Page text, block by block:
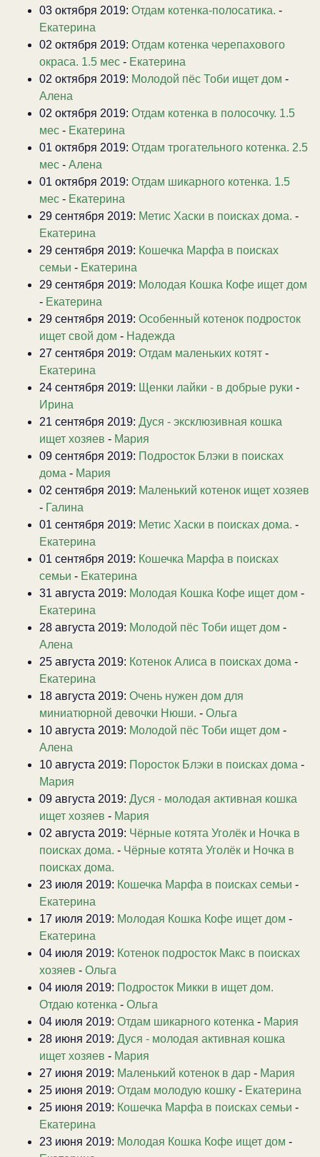
03 октября 2019: Отдам котенка-полосатика. -
Екатерина
02 октября 2019: Отдам котенка черепахового
окраса. 1.5 мес - Екатерина
02 октября 2019: Молодой пёс Тоби ищет дом -
Алена
02 октября 2019: Отдам котенка в полосочку. 1.5
мес - Екатерина
01 октября 2019: Отдам трогательного котенка. 2.5
мес - Алена
01 октября 2019: Отдам шикарного котенка. 1.5
мес - Екатерина
29 сентября 2019: Метис Хаски в поисках дома. -
Екатерина
29 сентября 2019: Кошечка Марфа в поисках
семьи - Екатерина
29 сентября 2019: Молодая Кошка Кофе ищет дом
- Екатерина
29 сентября 2019: Особенный котенок подросток
ищет свой дом - Надежда
27 сентября 2019: Отдам маленьких котят -
Екатерина
24 сентября 2019: Щенки лайки - в добрые руки -
Ирина
21 сентября 2019: Дуся - эксклюзивная кошка
ищет хозяев - Мария
09 сентября 2019: Подросток Блэки в поисках
дома - Мария
02 сентября 2019: Маленький котенок ищет хозяев
- Галина
01 сентября 2019: Метис Хаски в поисках дома. -
Екатерина
01 сентября 2019: Кошечка Марфа в поисках
семьи - Екатерина
31 августа 2019: Молодая Кошка Кофе ищет дом -
Екатерина
28 августа 2019: Молодой пёс Тоби ищет дом -
Алена
25 августа 2019: Котенок Алиса в поисках дома -
Екатерина
18 августа 2019: Очень нужен дом для
миниатюрной девочки Нюши. - Ольга
10 августа 2019: Молодой пёс Тоби ищет дом -
Алена
10 августа 2019: Поросток Блэки в поисках дома -
Мария
09 августа 2019: Дуся - молодая активная кошка
ищет хозяев - Мария
02 августа 2019: Чёрные котята Уголёк и Ночка в
поисках дома. - Чёрные котята Уголёк и Ночка в
поисках дома.
23 июля 2019: Кошечка Марфа в поисках семьи -
Екатерина
17 июля 2019: Молодая Кошка Кофе ищет дом -
Екатерина
04 июля 2019: Котенок подросток Макс в поисках
хозяев - Ольга
04 июля 2019: Подросток Микки в ищет дом.
Отдаю котенка - Ольга
04 июля 2019: Отдам шикарного котенка - Мария
28 июня 2019: Дуся - молодая активная кошка
ищет хозяев - Мария
27 июня 2019: Маленький котенок в дар - Мария
25 июня 2019: Отдам молодую кошку - Екатерина
25 июня 2019: Кошечка Марфа в поисках семьи -
Екатерина
23 июня 2019: Молодая Кошка Кофе ищет дом -